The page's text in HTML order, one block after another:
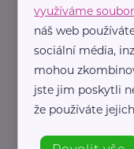
Jsme
Doors, která
v oblasti
Předáváme
využíváme
náš web
sociální média,
mohou
jste jim poskytli
že používáte